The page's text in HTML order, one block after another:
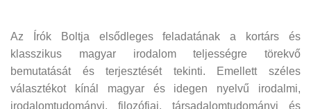
Az Írók Boltja elsődleges feladatának a kortárs és
klasszikus magyar irodalom teljességre törekvő
bemutatását és terjesztését tekinti. Emellett széles
választékot kínál magyar és idegen nyelvű irodalmi,
irodalomtudományi, filozófiai, társadalomtudományi és